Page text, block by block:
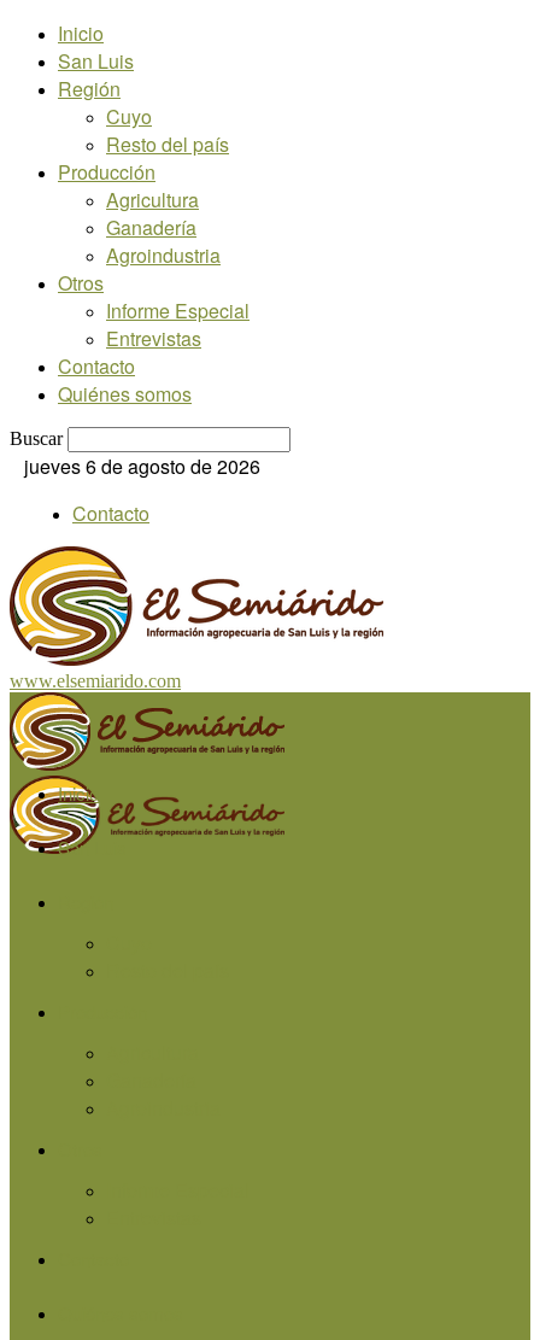
Inicio
San Luis
Región
Cuyo
Resto del país
Producción
Agricultura
Ganadería
Agroindustria
Otros
Informe Especial
Entrevistas
Contacto
Quiénes somos
Buscar
jueves 6 de agosto de 2026
Contacto
www.elsemiarido.com
Inicio
San Luis